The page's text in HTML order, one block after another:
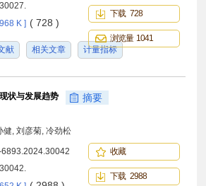
K ] ( 728 )
献 相关文章 计量指标
下载 728
浏览量 1041
状与发展趋势 摘要
健, 刘彦菊, 冷劲松
收藏
下载 2988